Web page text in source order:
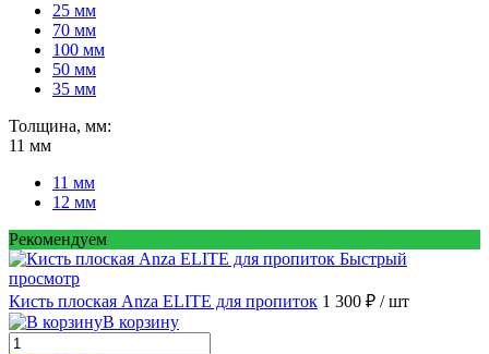
25 мм
70 мм
100 мм
50 мм
35 мм
Толщина, мм:
11 мм
11 мм
12 мм
Рекомендуем
Быстрый
просмотр
Кисть плоская Anza ELITE для пропиток 1 300 ₽ / шт
В корзину